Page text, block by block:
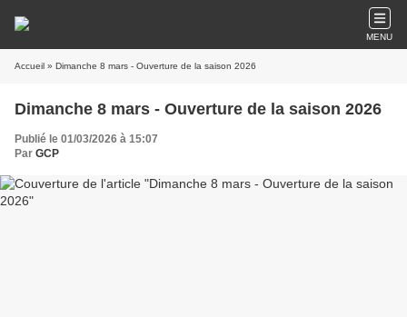
MENU
Accueil » Dimanche 8 mars - Ouverture de la saison 2026
Dimanche 8 mars - Ouverture de la saison 2026
Publié le 01/03/2026 à 15:07
Par GCP